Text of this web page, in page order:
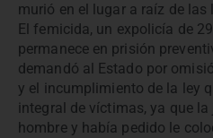
murió en el lugar a raíz de las
El femicida, un expolicía de
permanece en prisión
demandó al Estado por
y el incumplimiento de la ley
integral de víctimas, ya que
hombre y había pedido le